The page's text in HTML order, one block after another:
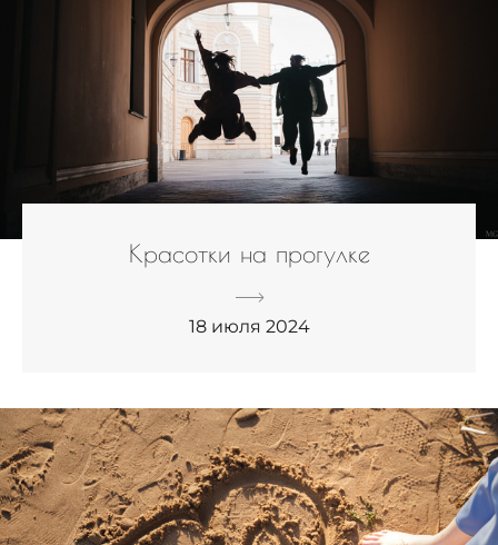
Красотки на прогулке
18 июля 2024